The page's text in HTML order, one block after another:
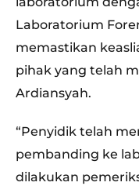
Laboratorium
memastikan
pihak yang telah
Ardiansyah.
“Penyidik telah
pembanding ke
dilakukan